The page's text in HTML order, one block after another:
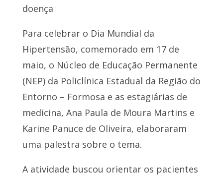
doença
Para celebrar o Dia Mundial da
Hipertensão, comemorado em 17 de
maio, o Núcleo de Educação Permanente
(NEP) da Policlínica Estadual da Região do
Entorno – Formosa e as estagiárias de
medicina, Ana Paula de Moura Martins e
Karine Panuce de Oliveira, elaboraram
uma palestra sobre o tema.
A atividade buscou orientar os pacientes